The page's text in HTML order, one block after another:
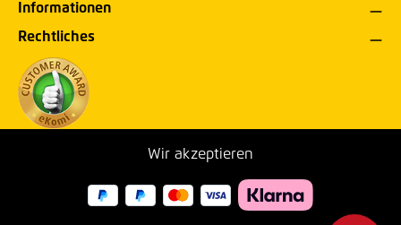
Informationen
Rechtliches
Wir akzeptieren